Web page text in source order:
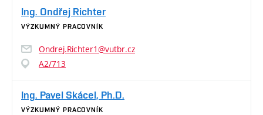
Ing. Ondřej Richter
VÝZKUMNÝ PRACOVNÍK
Ondrej.Richter1@vutbr.cz
A2/713
Ing. Pavel Skácel, Ph.D.
VÝZKUMNÝ PRACOVNÍK